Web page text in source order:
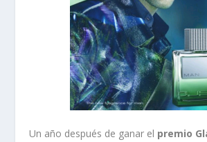
Un año después de ganar el premio